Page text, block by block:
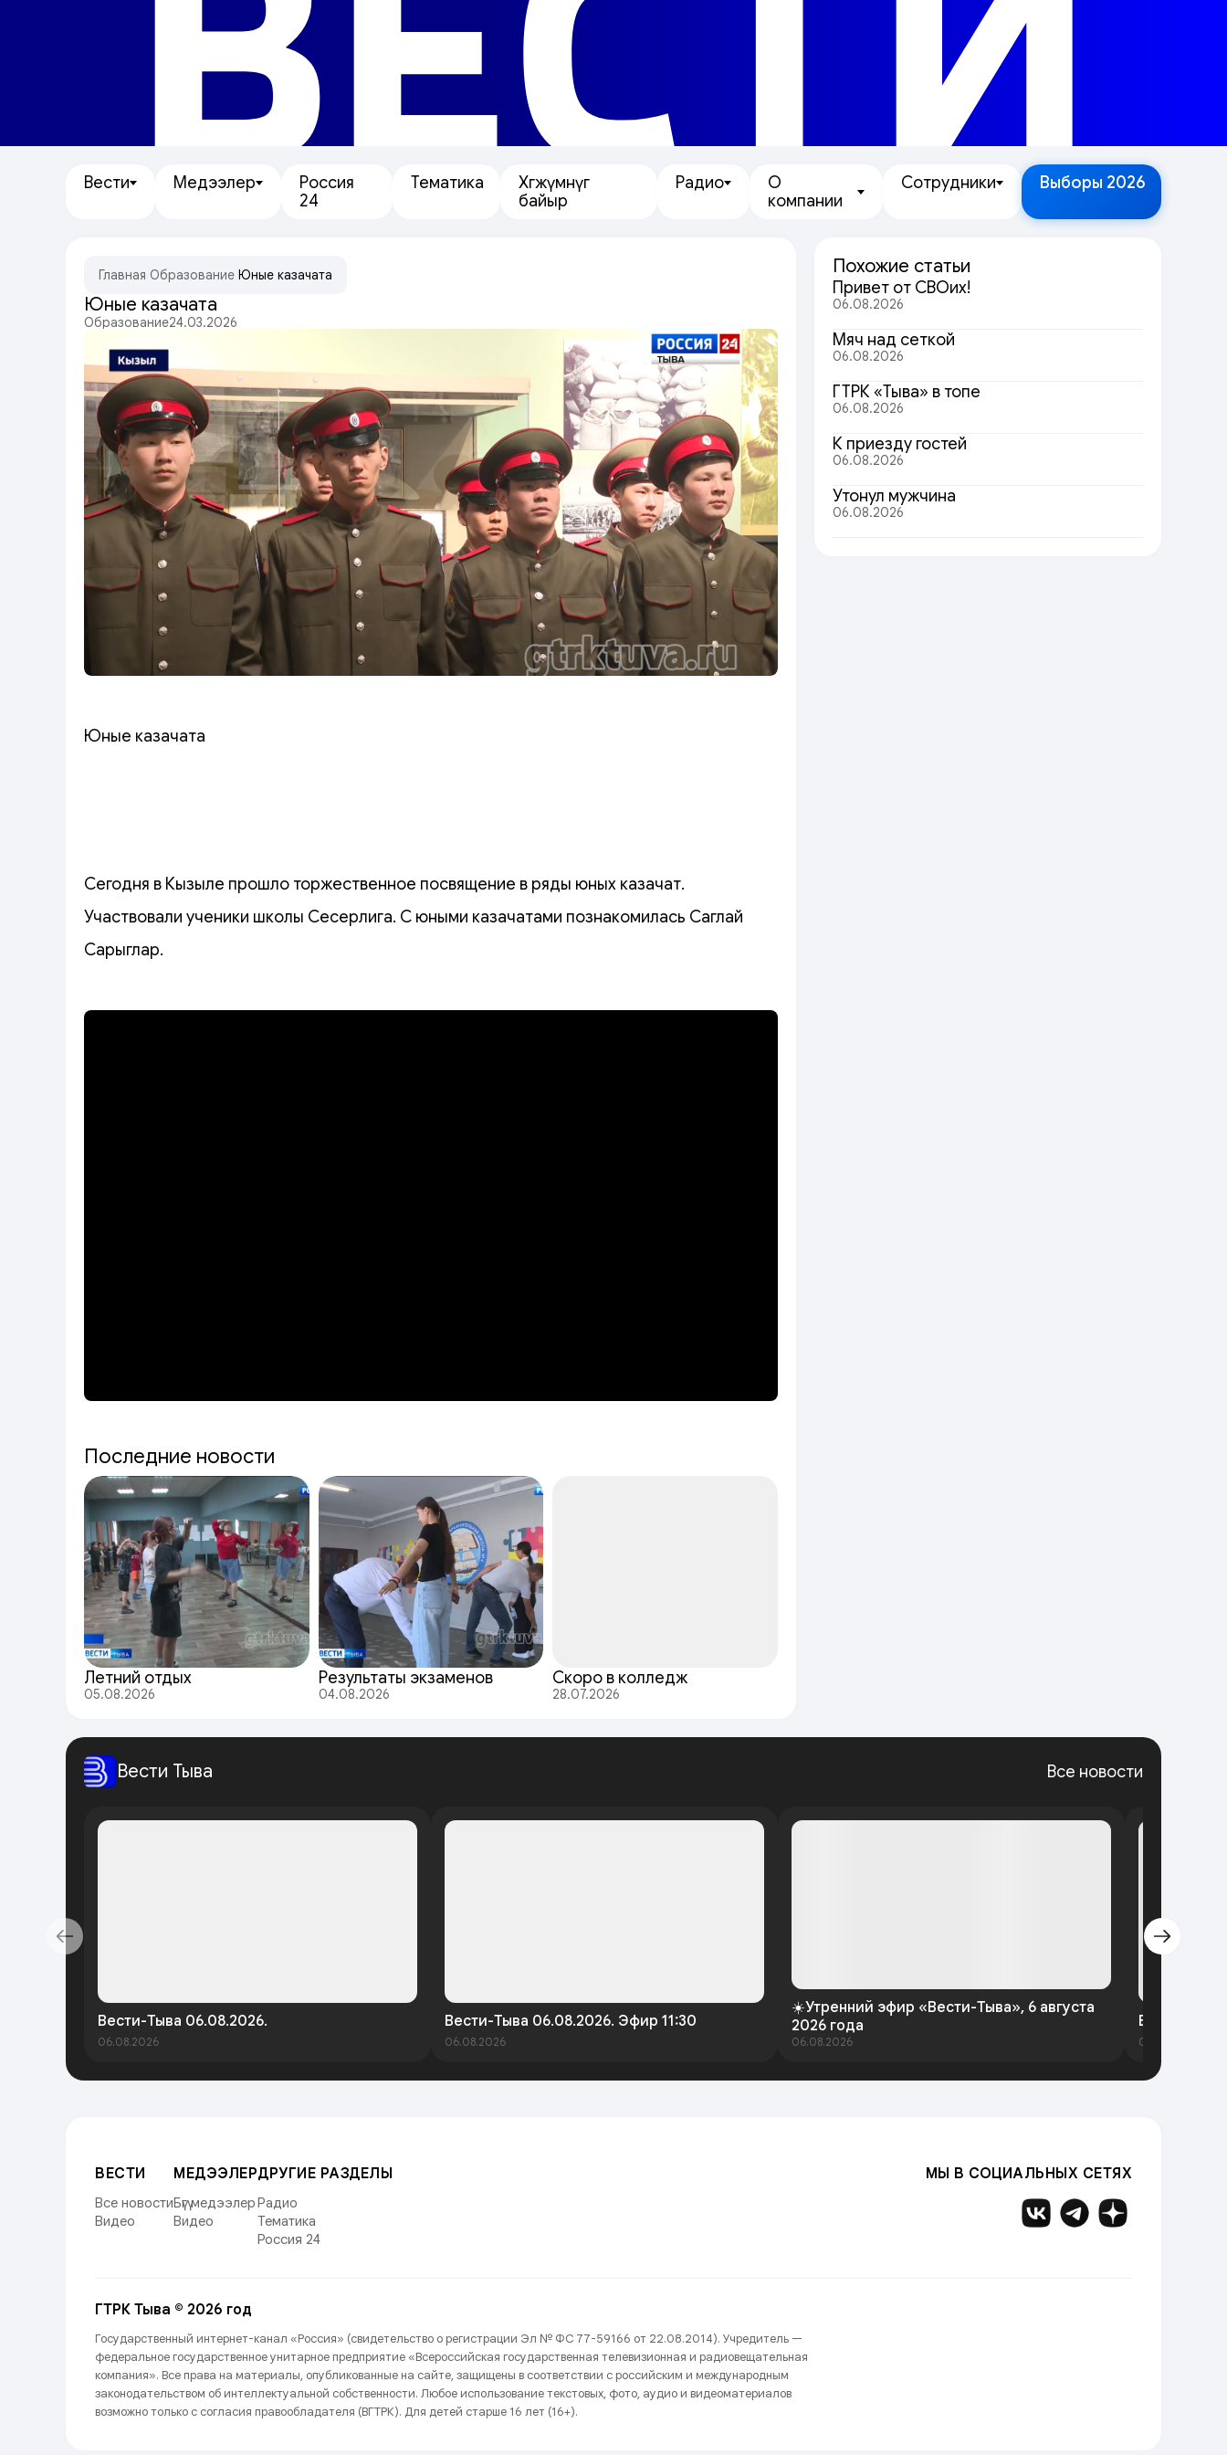
ВЕСТИ
Вести Медээлер
Россия
24
Тематика
Хөгжүмнүг
байыр
Радио
О
компании
Сотрудники Выборы 2026
Главная Образование Юные казачата
Юные казачата
Образование24.03.2026
Юные казачата
Сегодня в Кызыле прошло торжественное посвящение в ряды юных казачат.
Участвовали ученики школы Сесерлига. С юными казачатами познакомилась Саглай
Сарыглар.
Последние новости
Летний отдых
05.08.2026
Результаты экзаменов
04.08.2026
Скоро в колледж
28.07.2026
Похожие статьи
Привет от СВОих!
06.08.2026
Мяч над сеткой
06.08.2026
ГТРК «Тыва» в топе
06.08.2026
К приезду гостей
06.08.2026
Утонул мужчина
06.08.2026
Вести Тыва Все новости
Вести-Тыва 06.08.2026.
06.08.2026
Вести-Тыва 06.08.2026. Эфир 11:30
06.08.2026
☀️Утренний эфир «Вести-Тыва», 6 августа
2026 года
06.08.2026
Вести-Тыва
05.08.2026
ВЕСТИ
Все новости
Видео
МЕДЭЭЛЕР
Бүгү медээлер
Видео
ДРУГИЕ РАЗДЕЛЫ
Радио
Тематика
Россия 24
МЫ В СОЦИАЛЬНЫХ СЕТЯХ
ГТРК Тыва © 2026 год
Государственный интернет-канал «Россия» (свидетельство о регистрации Эл № ФС 77-59166 от 22.08.2014). Учредитель —
федеральное государственное унитарное предприятие «Всероссийская государственная телевизионная и радиовещательная
компания». Все права на материалы, опубликованные на сайте, защищены в соответствии с российским и международным
законодательством об интеллектуальной собственности. Любое использование текстовых, фото, аудио и видеоматериалов
возможно только с согласия правообладателя (ВГТРК). Для детей старше 16 лет (16+).